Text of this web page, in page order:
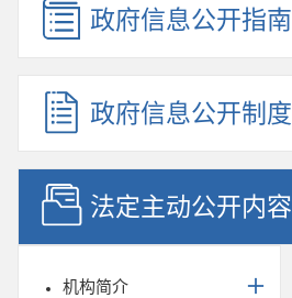
政府信息公开指南
政府信息公开制度
法定主动公开内容
机构简介